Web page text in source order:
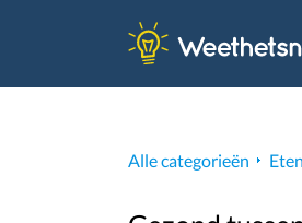
Alle categorieën